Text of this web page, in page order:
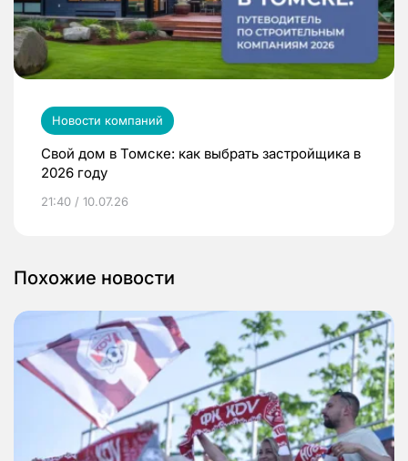
Новости компаний
Свой дом в Томске: как выбрать застройщика в
2026 году
21:40 / 10.07.26
Похожие новости